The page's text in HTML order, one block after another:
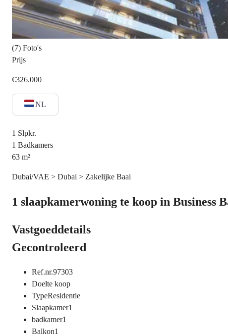
(7) Foto's
Prijs
€326.000
NL
1 Slpkr.
1 Badkamers
63 m²
Dubai/VAE > Dubai > Zakelijke Baai
1 slaapkamerwoning te koop in Business
Vastgoeddetails
Gecontroleerd
Ref.nr.97303
Doelte koop
TypeResidentie
Slaapkamer1
badkamer1
Balkon1